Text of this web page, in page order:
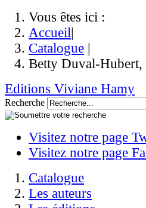
Vous êtes ici :
Accueil|
Catalogue |
Betty Duval-
Editions Viviane Hamy
Recherche
Visitez notre page
Visitez notre page
Catalogue
Les auteurs